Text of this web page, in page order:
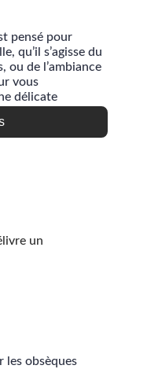
pensé pour
qu’il s’agisse du
ou de l’ambiance
vous
délicate
un
les obsèques